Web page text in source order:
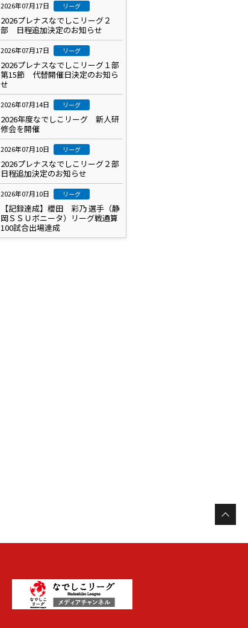
2026年07月17日 リーグ
2026プレナスなでしこリーグ２
部 日程追加決定のお知らせ
2026年07月17日 リーグ
2026プレナスなでしこリーグ１部
第15節 代替開催日決定のお知ら
せ
2026年07月14日 リーグ
2026年度なでしこリーグ 新人研
修会を開催
2026年07月10日 リーグ
2026プレナスなでしこリーグ２部
日程追加決定のお知らせ
2026年07月10日 リーグ
【記録達成】櫻田 彩乃 選手（静
岡ＳＳＵボニータ）リーグ戦通算
100試合出場達成